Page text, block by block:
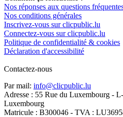
Nos réponses aux questions
Nos conditions générales
Inscrivez-vous sur clicpublic.lu
Connectez-vous sur clicpublic.lu
Politique de confidentialité & cookies
Déclaration d'accessibilité
Contactez-nous
Par mail: info@clicpublic.lu
Adresse : 55 Rue du Luxembourg -
Luxembourg
Matricule : B300046 - TVA :